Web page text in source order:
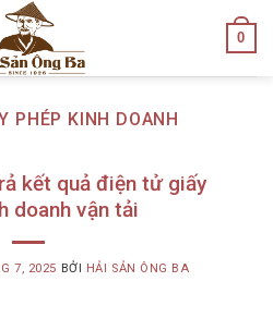
0
PHÉP KINH DOANH
kết quả điện tử giấy
doanh vận tải
7, 2025 BỞI HẢI SẢN ÔNG BA